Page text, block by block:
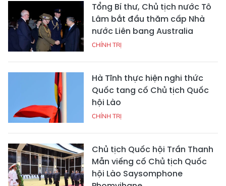
Tổng Bí thư, Chủ tịch nước Tô
Lâm bắt đầu thăm cấp Nhà
nước Liên bang Australia
CHÍNH TRỊ
Hà Tĩnh thực hiện nghi thức
Quốc tang cố Chủ tịch Quốc
hội Lào
CHÍNH TRỊ
Chủ tịch Quốc hội Trần Thanh
Mẫn viếng cố Chủ tịch Quốc
hội Lào Saysomphone